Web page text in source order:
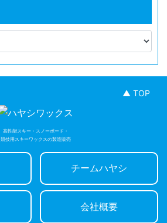
▲ TOP
高性能スキー・スノーボード・
競技用スキーワックスの製造販売
チームハヤシ
会社概要